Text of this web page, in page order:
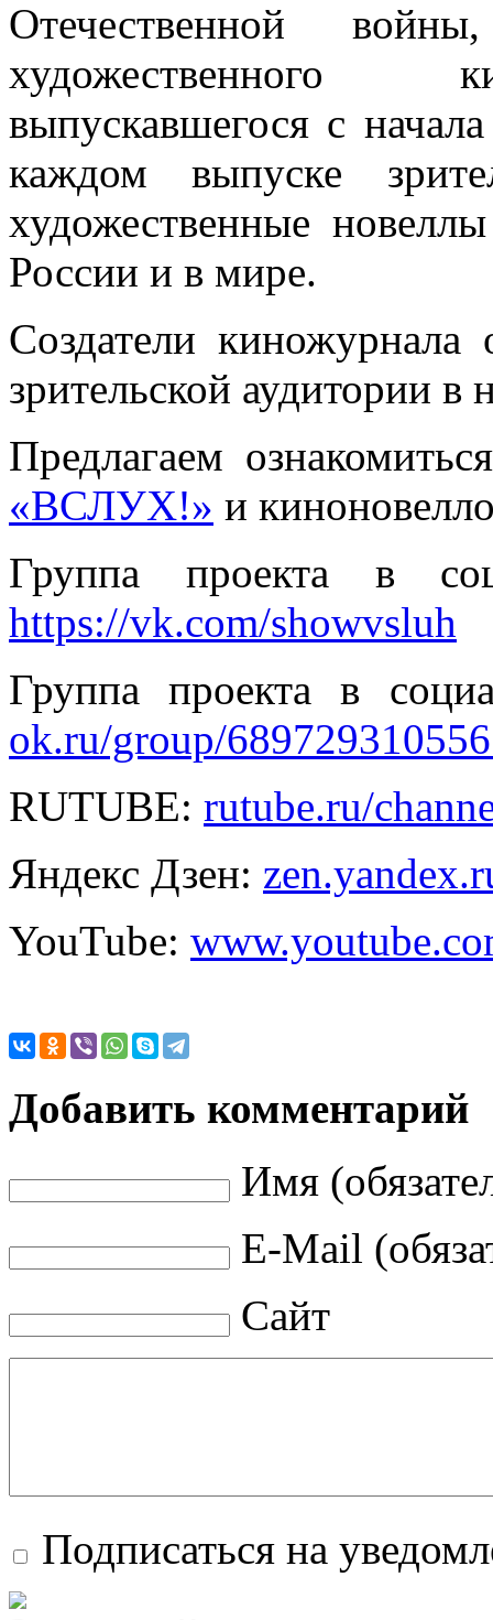
Отечественной
художественного
выпускавшегося с
каждом выпуске
художественные
России и в мире.
Создатели
зрительской аудитории в
Предлагаем
«ВСЛУХ!» и
Группа проекта в
https://vk.com/showvsluh
Группа проекта в
ok.ru/group/
RUTUBE: rutube.ru/
Яндекс Дзен:
YouTube:
Добавить комментарий
Имя
E-Mail
Сайт
Подписаться на